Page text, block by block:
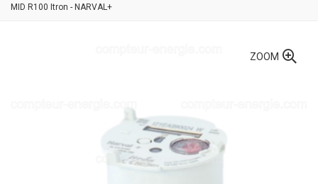
MID R100 Itron - NARVAL+
ZOOM